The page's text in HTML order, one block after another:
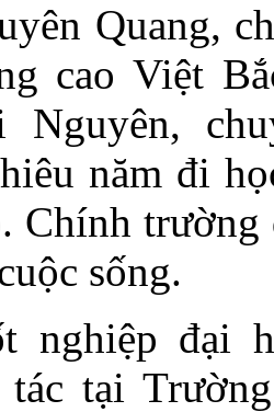
Quang,
cao Việt
Nguyên,
năm đi
Chính
sống.
nghiệp đại
tác tại